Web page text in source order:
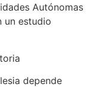
Autónomas
un estudio
depende